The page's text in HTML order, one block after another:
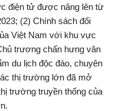
điện tử được nâng lên từ
(2) Chính sách đối
Việt Nam với khu vực
trương chấn hưng văn
du lịch độc đáo, chuyên
thị trường lớn đã mở
trường truyền thống của